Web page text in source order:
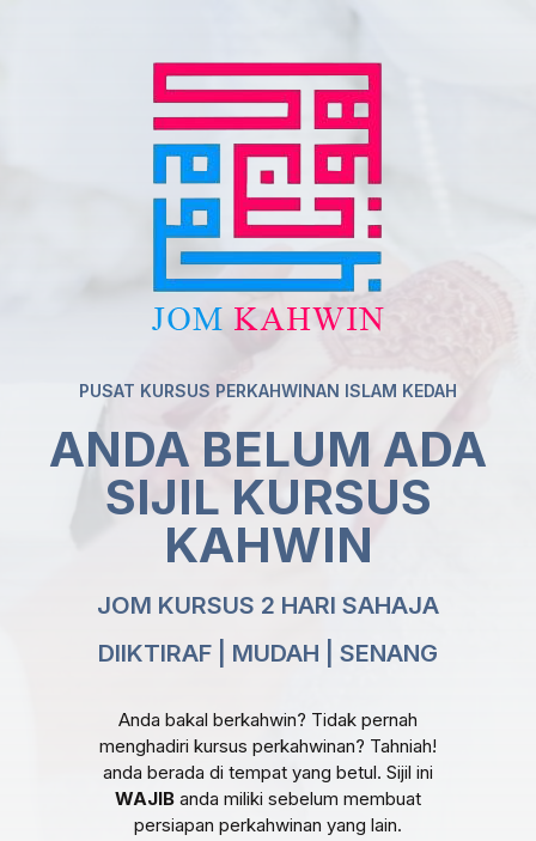
PUSAT KURSUS PERKAHWINAN ISLAM KEDAH
ANDA BELUM ADA
SIJIL KURSUS
KAHWIN
JOM KURSUS 2 HARI SAHAJA
DIIKTIRAF | MUDAH | SENANG
Anda bakal berkahwin? Tidak pernah
menghadiri kursus perkahwinan? Tahniah!
anda berada di tempat yang betul. Sijil ini
WAJIB anda miliki sebelum membuat
persiapan perkahwinan yang lain.